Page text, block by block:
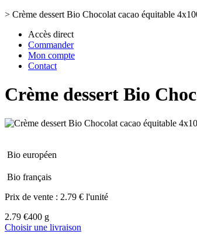
> Crème dessert Bio Chocolat cacao équitable
Accès direct
Commander
Mon compte
Contact
Crème dessert Bio
Bio européen
Bio français
Prix de vente : 2.79 € l'unité
2.79 €400 g
Choisir une livraison